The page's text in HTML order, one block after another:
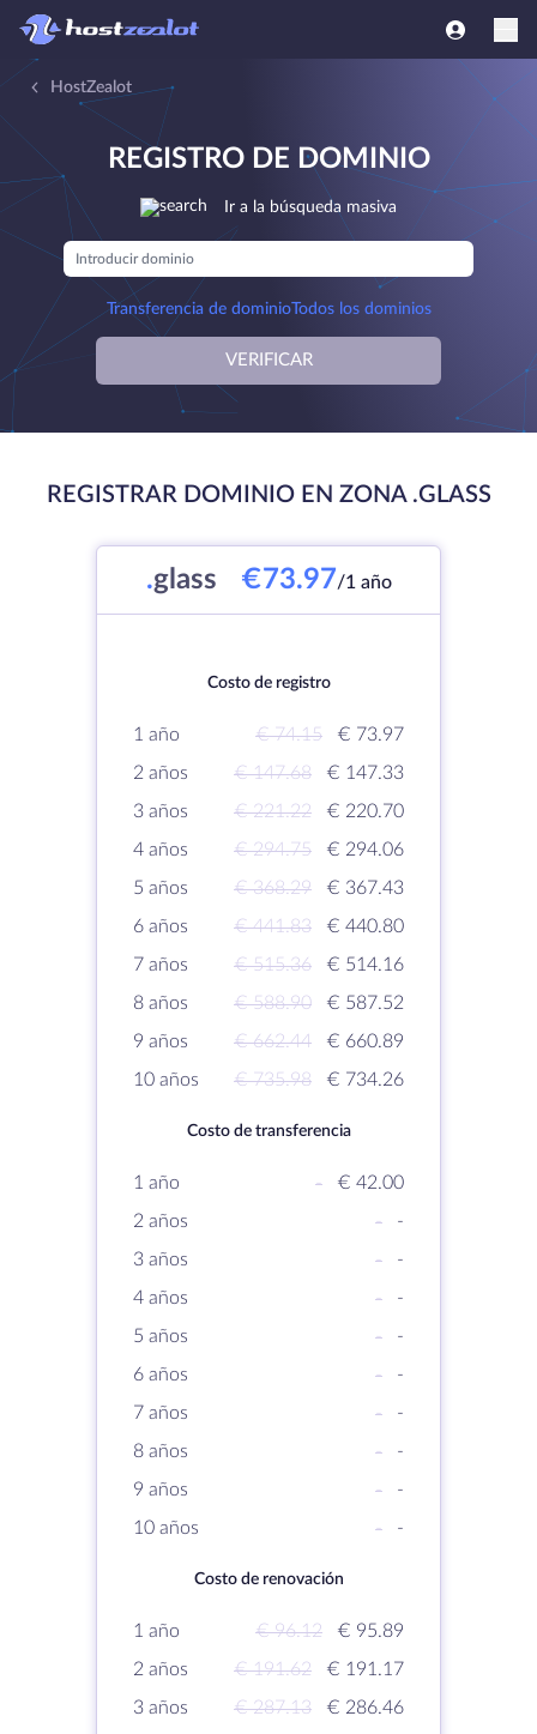
HostZealot
REGISTRO DE DOMINIO
Ir a la búsqueda masiva
Transferencia de dominioTodos los dominios
VERIFICAR
REGISTRAR DOMINIO EN ZONA .GLASS
.glass €73.97/1 año
Costo de registro
1 año € 74.15
€ 73.97
2 años
€ 147.68
€ 147.33
3 años
€ 221.22
€ 220.70
4 años
€ 294.75
€ 294.06
5 años
€ 368.29
€ 367.43
6 años
€ 441.83
€ 440.80
7 años
€ 515.36
€ 514.16
8 años
€ 588.90
€ 587.52
9 años
€ 662.44
€ 660.89
10 años
€ 735.98 € 734.26
Costo de transferencia
1 año -
€ 42.00
2 años
-
-
3 años
-
-
4 años
-
-
5 años
-
-
6 años
-
-
7 años
-
-
8 años
-
-
9 años
-
-
10 años
- -
Costo de renovación
1 año € 96.12
€ 95.89
2 años
€ 191.62
€ 191.17
3 años
€ 287.13
€ 286.46